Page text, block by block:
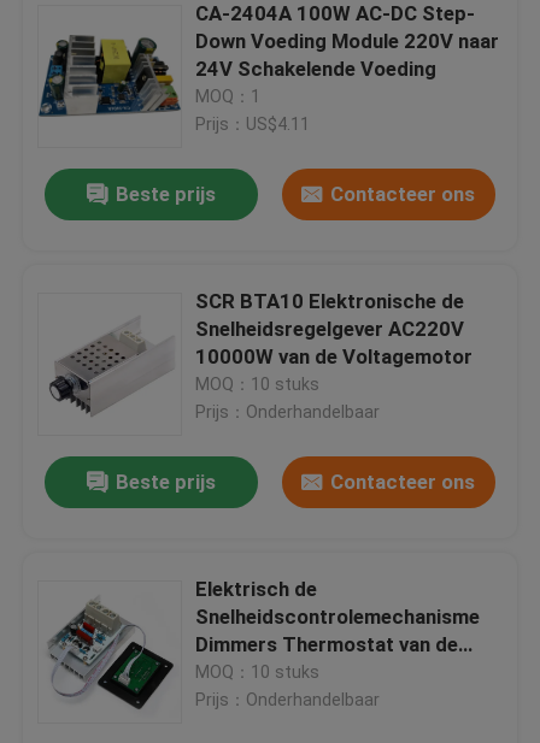
Over Ons
Kwaliteitscontrole
Neem contact met ons op
Nieuws
Gevallen
Versterkerbordmodule
Voedingmodule
CA-2404A 100W AC-DC Step-
Down Voeding Module 220V naar
24V Schakelende Voeding
MOQ：1
Prijs：US$4.11
Beste prijs Contacteer ons
SCR BTA10 Elektronische de
Snelheidsregelgever AC220V
10000W van de Voltagemotor
MOQ：10 stuks
Prijs：Onderhandelbaar
Beste prijs Contacteer ons
Elektrisch de
Snelheidscontrolemechanisme
Dimmers Thermostat van de
Oven10000w PWM Motor
MOQ：10 stuks
Prijs：Onderhandelbaar